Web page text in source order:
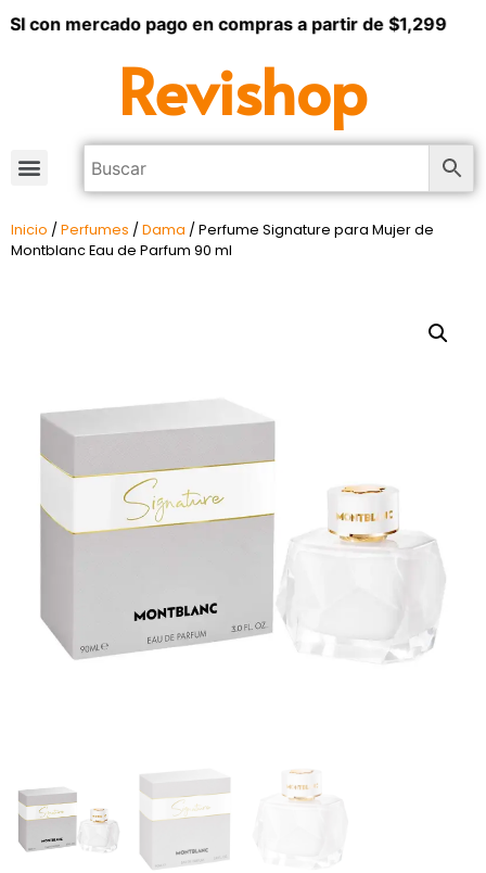
con mercado pago en compras a partir de $1,299
Revishop
Inicio / Perfumes / Dama / Perfume Signature para Mujer de
Montblanc Eau de Parfum 90 ml